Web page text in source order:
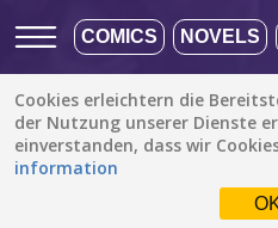
COMICS NOVELS
Cookies erleichtern die
der Nutzung unserer Dienste
einverstanden, dass wir
information
Entdecken / forestwolf.dj20